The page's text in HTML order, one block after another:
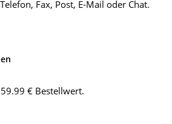
Fax, Post, E-Mail oder Chat.
€ Bestellwert.